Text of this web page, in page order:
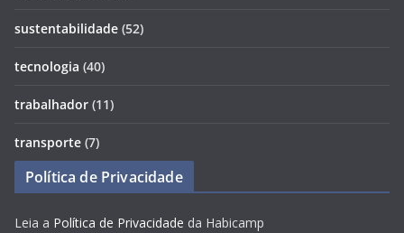
sustentabilidade (52)
tecnologia (40)
trabalhador (11)
transporte (7)
Política de Privacidade
Leia a Política de Privacidade da Habicamp